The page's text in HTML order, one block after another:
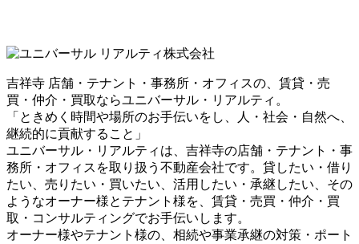
吉祥寺 店舗・テナント・事務所・オフィスの、賃貸・売
買・仲介・買取ならユニバーサル・リアルティ。
「ときめく時間や場所のお手伝いをし、人・社会・自然へ、
継続的に貢献すること」
ユニバーサル・リアルティは、吉祥寺の店舗・テナント・事
務所・オフィスを取り扱う不動産会社です。貸したい・借り
たい、売りたい・買いたい、活用したい・承継したい、その
ようなオーナー様とテナント様を、賃貸・売買・仲介・買
取・コンサルティングでお手伝いします。
オーナー様やテナント様の、相続や事業承継の対策・ポート